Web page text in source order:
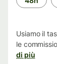
di
Usiamo il
le
di più